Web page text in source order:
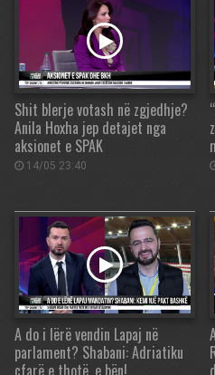
Shit blerje votash në zgjedhje?
Anila Hoxha jep detajet nga
aksionet e SPAK
14/05 23:40
A do i lërë vendin Lapaj në
parlament? Shabani: Adriatiku
çfarë e thotë, e bën!